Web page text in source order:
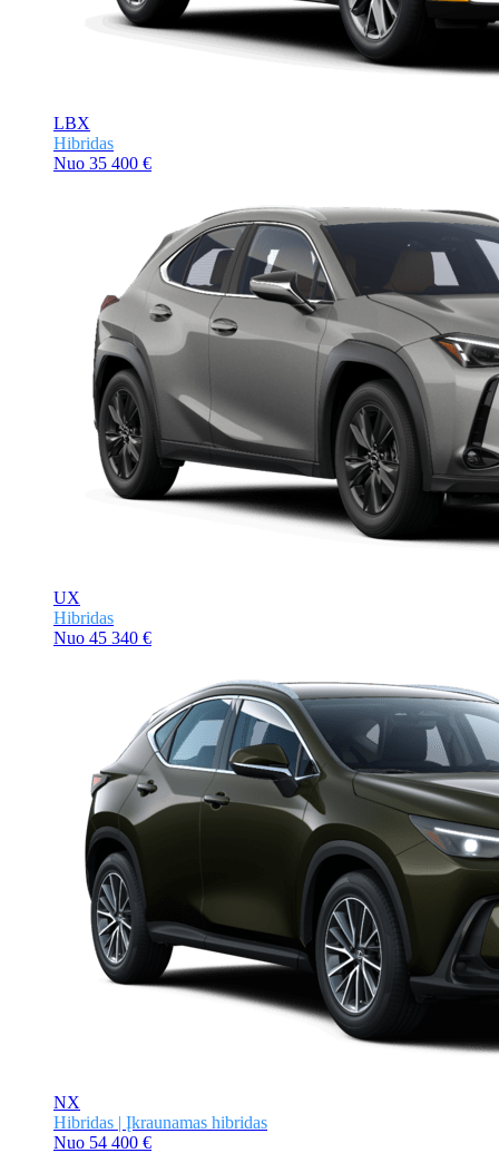
LBX
Hibridas
Nuo 35 400 €
UX
Hibridas
Nuo 45 340 €
NX
Hibridas | Įkraunamas hibridas
Nuo 54 400 €